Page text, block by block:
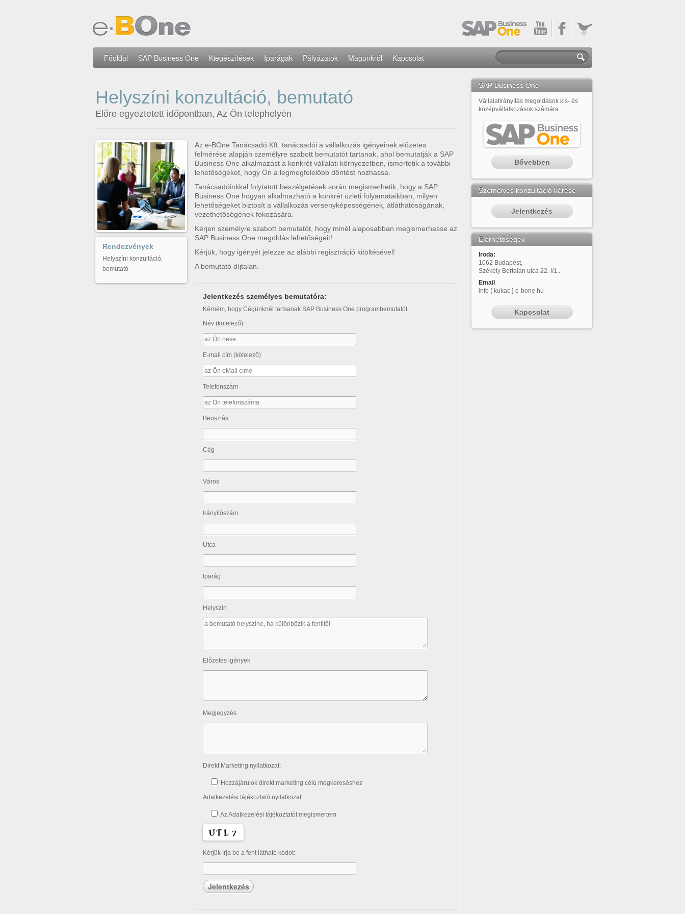
Főoldal SAP Business One Kiegészítések Iparágak Pályázatok Magunkról Kapcsolat
Helyszíni konzultáció, bemutató
Előre egyeztetett időpontban, Az Ön telephelyén
Az e-BOne Tanácsadó Kft. tanácsadói a vállalkozás igényeinek előzetes
felmérése alapján személyre szabott bemutatót tartanak , ahol bemutatják a SAP
Business One alkalmazást a konkrét vállalati környezetben, ismertetik a további
lehetőségeket, hogy Ön a legmegfelelőbb döntést hozhassa.
Tanácsadóinkkal folytatott beszélgetések során megismerhetik, hogy a SAP
Business One hogyan alkalmazható a konkrét üzleti folyamataikban, milyen
lehetőségeket biztosít a vállalkozás versenyképességének, átláthatóságának,
vezethetőségének fokozására.
Kérjen személyre szabott bemutatót, hogy minél alaposabban megismerhesse az
SAP Business One megoldás lehetőségeit!
Kérjük, hogy igényét jelezze az alábbi regisztráció kitöltésével!
A bemutató díjtalan.
Jelentkezés személyes bemutatóra:
Kérném, hogy Cégünknél tartsanak SAP Business One programbemutatót.
Név (kötelező)
E-mail cím (kötelező)
Telefonszám
Beosztás
Cég
Város
Irányítószám
Utca
Iparág
Helyszín
Előzetes igények
Megjegyzés
Direkt Marketing nyilatkozat:
Hozzájárulok direkt marketing célú megkereséshez
Adatkezelési tájékoztató nyilatkozat:
Az Adatkezelési tájékoztatót megismertem
Kérjük írja be a fent látható kódot:
Rendezvények
Helyszíni konzultáció,
bemutató
SAP Business One
Vállalatirányítás megoldások kis- és
középvállalkozások számára
Bővebben
Személyes konzultáció kérése
Jelentkezés
Elérhetőségek
Iroda:
1062 Budapest,
Székely Bertalan utca 22. I/1..
Email
info { kukac } e-bone.hu
Kapcsolat